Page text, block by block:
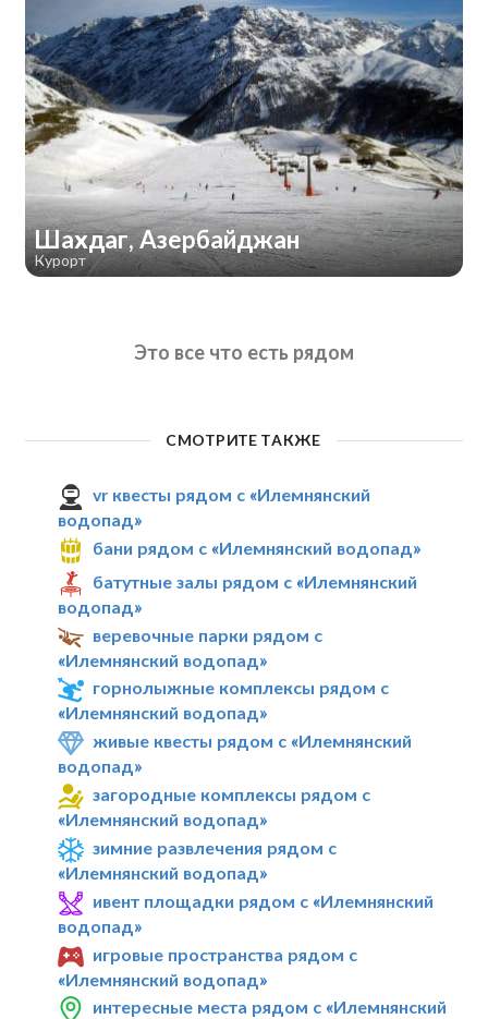
Шахдаг, Азербайджан
Курорт
Это все что есть рядом
СМОТРИТЕ ТАКЖЕ
vr квесты рядом с «Илемнянский
водопад»
бани рядом с «Илемнянский водопад»
батутные залы рядом с «Илемнянский
водопад»
веревочные парки рядом с
«Илемнянский водопад»
горнолыжные комплексы рядом с
«Илемнянский водопад»
живые квесты рядом с «Илемнянский
водопад»
загородные комплексы рядом с
«Илемнянский водопад»
зимние развлечения рядом с
«Илемнянский водопад»
ивент площадки рядом с «Илемнянский
водопад»
игровые пространства рядом с
«Илемнянский водопад»
интересные места рядом с «Илемнянский